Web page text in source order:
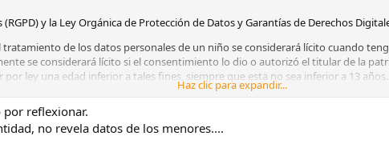
y la Ley Orgánica de Protección de Datos y Garantías de Derechos
tratamiento de los datos personales de un niño se considerará lícito cuando
se considerará lícito si el consentimiento lo dio o autorizó el titular de la
ley una edad inferior a tales fines, siempre que esta no sea inferior a 13 años.
de un menor de edad únicamente podrá fundarse en su
Haz clic para expandir...
por reflexionar.
no revela datos de los menores....